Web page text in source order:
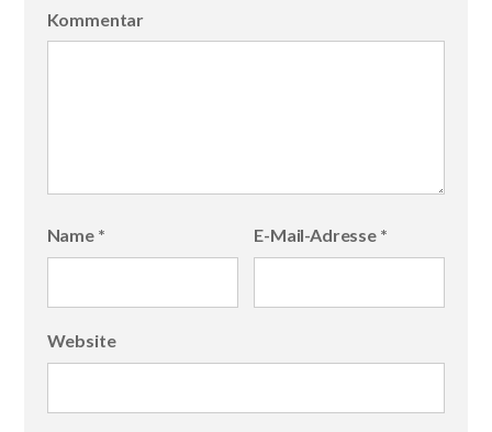
Kommentar
Name * E-Mail-Adresse *
Website